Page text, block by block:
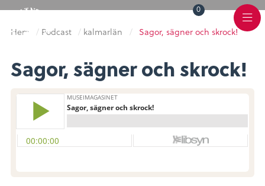
Varukorg
0 Toggle
Scheme
Meny
Hem / Podcast / kalmarlän / Sagor, sägner och skrock!
Sagor, sägner och skrock!